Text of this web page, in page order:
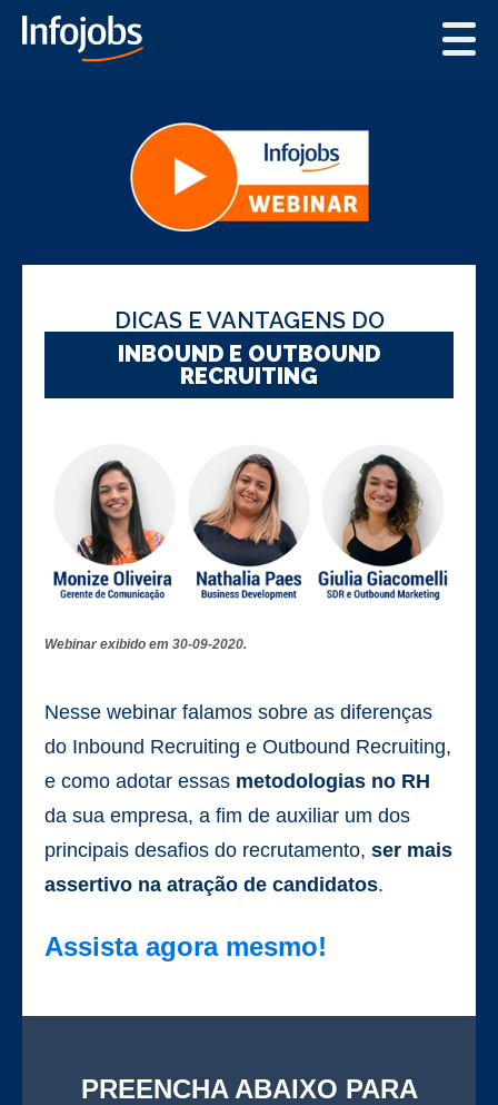
Infojobs
Conteúdos para RH
DICAS E VANTAGENS DO
INBOUND E OUTBOUND
RECRUITING
Webinar exibido em 30-09-2020.
Nesse webinar falamos sobre as diferenças
do Inbound Recruiting e Outbound Recruiting,
e como adotar essas metodologias no RH
da sua empresa, a fim de auxiliar um dos
principais desafios do recrutamento, ser mais
assertivo na atração de candidatos.
Assista agora mesmo!
PREENCHA ABAIXO PARA